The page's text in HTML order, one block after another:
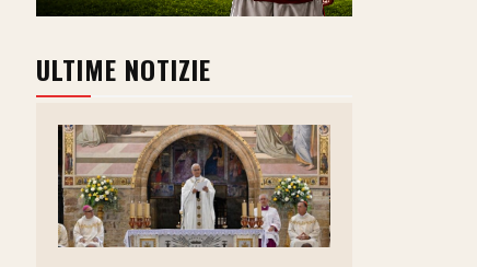
ULTIME NOTIZIE